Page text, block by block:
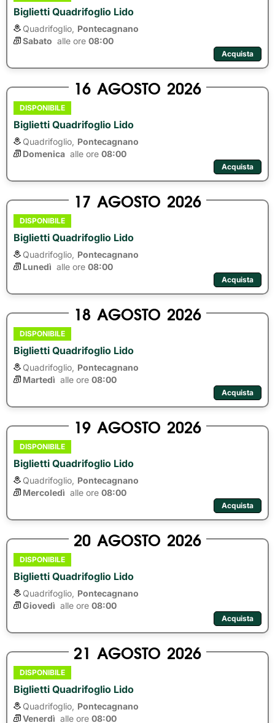
Biglietti Quadrifoglio Lido
Quadrifoglio, Pontecagnano
Sabato alle ore 08:00
Acquista
16 AGOSTO 2026
DISPONIBILE
Biglietti Quadrifoglio Lido
Quadrifoglio, Pontecagnano
Domenica alle ore 08:00
Acquista
17 AGOSTO 2026
DISPONIBILE
Biglietti Quadrifoglio Lido
Quadrifoglio, Pontecagnano
Lunedì alle ore 08:00
Acquista
18 AGOSTO 2026
DISPONIBILE
Biglietti Quadrifoglio Lido
Quadrifoglio, Pontecagnano
Martedì alle ore 08:00
Acquista
19 AGOSTO 2026
DISPONIBILE
Biglietti Quadrifoglio Lido
Quadrifoglio, Pontecagnano
Mercoledì alle ore 08:00
Acquista
20 AGOSTO 2026
DISPONIBILE
Biglietti Quadrifoglio Lido
Quadrifoglio, Pontecagnano
Giovedì alle ore 08:00
Acquista
21 AGOSTO 2026
DISPONIBILE
Biglietti Quadrifoglio Lido
Quadrifoglio, Pontecagnano
Venerdì alle ore 08:00